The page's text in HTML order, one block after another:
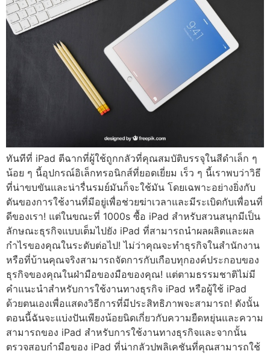
ทันทีที่ iPad ตีฉากที่ผู้ใช้ถูกกลัวที่คุณสมบัติบรรจุในสีดำเล็ก ๆ
น้อย ๆ นี้อุปกรณ์อิเล็กทรอนิกส์ที่ยอดเยี่ยม เร็ว ๆ นี้เราพบว่าวิธี
ที่น่าขบขันและน่ารื่นรมย์มันก็จะใช้มัน โดยเฉพาะอย่างยิ่งกับ
ตันของการใช้งานที่มีอยู่เพื่อช่วยฆ่าเวลาและมีระเบิดกับเพื่อนที่
ดีของเรา! แต่ในขณะที่ 1000s ซื้อ iPad สำหรับสวนสนุกมีเป็น
ลักษณะธุรกิจแบบเต็มไปยัง iPad ที่สามารถนำผลผลิตและผล
กำไรของคุณในระดับต่อไป! ไม่ว่าคุณจะทำธุรกิจในสำนักงาน
หรือที่บ้านคุณจริงสามารถจัดการกับเกือบทุกองค์ประกอบของ
ธุรกิจของคุณในฝ่ามือของมือของคุณ! แต่ตามธรรมชาติไม่มี
คำแนะนำสำหรับการใช้งานทางธุรกิจ iPad หรือผู้ใช้ iPad
ด้วยตนเองเพื่อแสดงวิธีการที่มีประสิทธิภาพจะสามารถ! ดังนั้น
ตอนนี้ฉันจะแบ่งปันเพียงน้อยนิดเกี่ยวกับความยืดหยุ่นและความ
สามารถของ iPad สำหรับการใช้งานทางธุรกิจและจากนั้น
ตรวจสอบกำมือของ iPad ที่น่ากลัวปพลิเคชันที่คุณสามารถใช้